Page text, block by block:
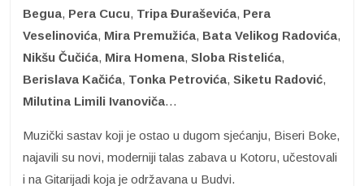
Begua, Pera Cucu, Tripa Đuraševića, Pera
Veselinovića, Mira Premužića, Bata Velikog Radovića,
Nikšu Čučića, Mira Homena, Sloba Ristelića,
Berislava Kačića, Tonka Petrovića, Siketu Radović,
Milutina Limili Ivanoviča…
Muzički sastav koji je ostao u dugom sjećanju, Biseri Boke,
najavili su novi, moderniji talas zabava u Kotoru, učestovali
i na Gitarijadi koja je održavana u Budvi.